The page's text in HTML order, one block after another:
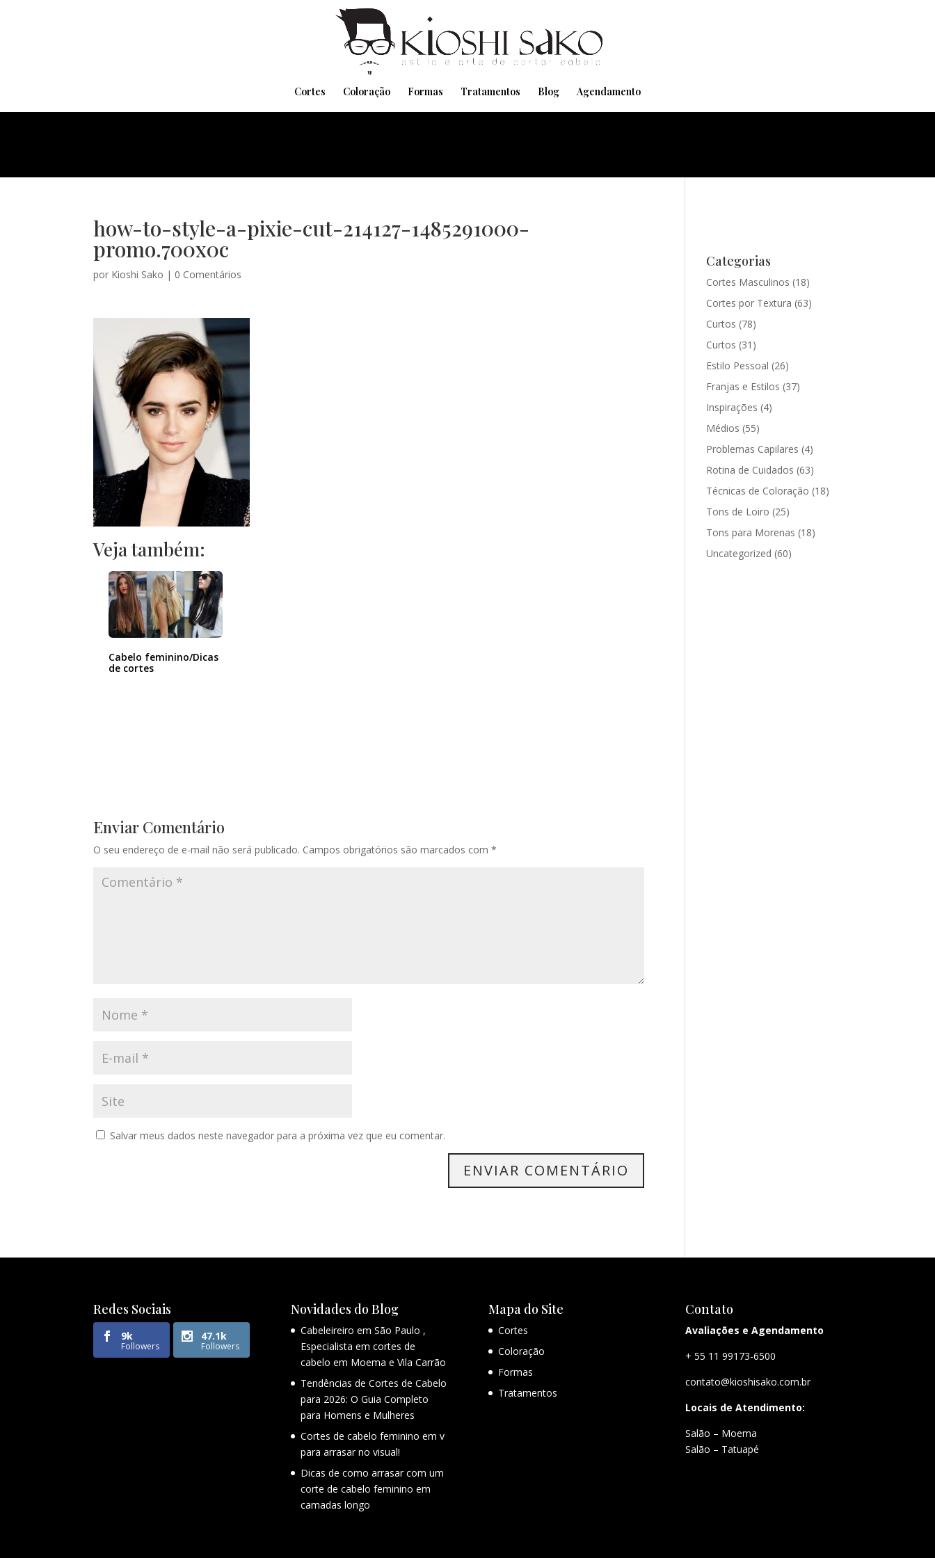
Cortes Coloração Formas Tratamentos Blog Agendamento
how-to-style-a-pixie-cut-214127-1485291000-
promo.700x0c
por Kioshi Sako | 0 Comentários
Veja também:
Cabelo feminino/Dicas
de cortes
Enviar Comentário
O seu endereço de e-mail não será publicado. Campos obrigatórios são marcados com*
Salvar meus dados neste navegador para a próxima vez que eu comentar.
Categorias
Cortes Masculinos (18)
Cortes por Textura (63)
Curtos (78)
Curtos (31)
Estilo Pessoal (26)
Franjas e Estilos (37)
Inspirações (4)
Médios (55)
Problemas Capilares (4)
Rotina de Cuidados (63)
Técnicas de Coloração (18)
Tons de Loiro (25)
Tons para Morenas (18)
Uncategorized (60)
Redes Sociais
9k
Followers
47.1k
Followers
Novidades do Blog
Cabeleireiro em São Paulo ,
Especialista em cortes de
cabelo em Moema e Vila Carrão
Tendências de Cortes de Cabelo
para 2026: O Guia Completo
para Homens e Mulheres
Cortes de cabelo feminino em v
para arrasar no visual!
Dicas de como arrasar com um
corte de cabelo feminino em
camadas longo
Mapa do Site
Cortes
Coloração
Formas
Tratamentos
Contato
Avaliações e Agendamento
+ 55 11 99173-6500
contato@kioshisako.com.br
Locais de Atendimento:
Salão – Moema
Salão – Tatuapé
Pensando em transformar seu Visual??
Agende pelo Whatsapp